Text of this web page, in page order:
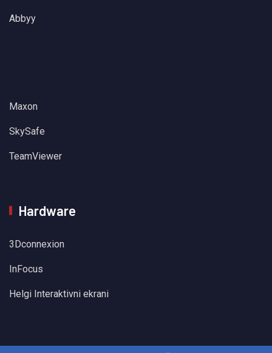
Abbyy
Maxon
SkySafe
TeamViewer
Hardware
3Dconnexion
InFocus
Helgi Interaktivni ekrani